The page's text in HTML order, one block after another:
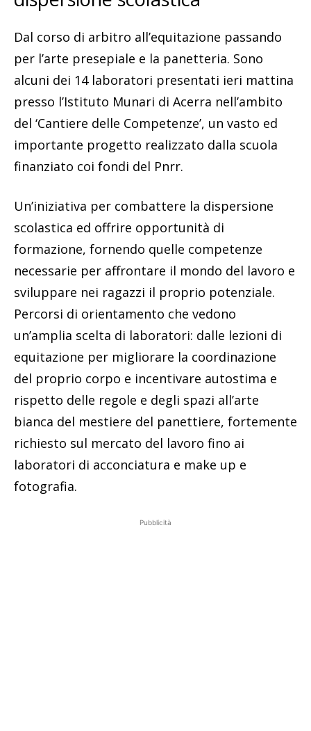
Dal corso di arbitro all’equitazione passando
per l’arte presepiale e la panetteria. Sono
alcuni dei 14 laboratori presentati ieri mattina
presso l’Istituto Munari di Acerra nell’ambito
del ‘Cantiere delle Competenze’, un vasto ed
importante progetto realizzato dalla scuola
finanziato coi fondi del Pnrr.
Un’iniziativa per combattere la dispersione
scolastica ed offrire opportunità di
formazione, fornendo quelle competenze
necessarie per affrontare il mondo del lavoro e
sviluppare nei ragazzi il proprio potenziale.
Percorsi di orientamento che vedono
un’amplia scelta di laboratori: dalle lezioni di
equitazione per migliorare la coordinazione
del proprio corpo e incentivare autostima e
rispetto delle regole e degli spazi all’arte
bianca del mestiere del panettiere, fortemente
richiesto sul mercato del lavoro fino ai
laboratori di acconciatura e make up e
fotografia.
Pubblicità